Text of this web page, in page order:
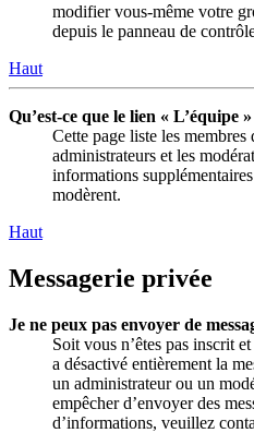
modifier vous-même votre
depuis le panneau de
Haut
Qu’est-ce que le lien « L’équipe »
Cette page liste les
administrateurs et les
informations
modèrent.
Haut
Messagerie privée
Je ne peux pas envoyer de
Soit vous n’êtes pas inscrit
a désactivé entièrement la
un administrateur ou un
empêcher d’envoyer des
d’informations, veuillez